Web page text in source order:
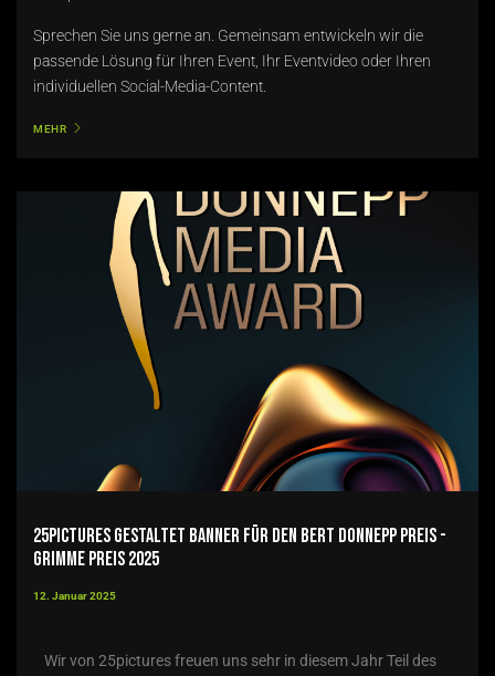
Sprechen Sie uns gerne an. Gemeinsam entwickeln wir die
passende Lösung für Ihren Event, Ihr Eventvideo oder Ihren
individuellen Social-Media-Content.
MEHR
25pictures gestaltet Banner für den Bert Donnepp Preis -
Grimme Preis 2025
12. Januar 2025
Wir von 25pictures freuen uns sehr in diesem Jahr Teil des